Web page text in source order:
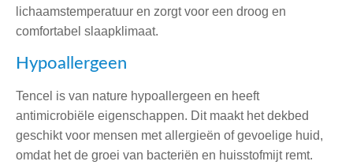
lichaamstemperatuur en zorgt voor een droog en
comfortabel slaapklimaat.
Hypoallergeen
Tencel is van nature hypoallergeen en heeft
antimicrobiële eigenschappen. Dit maakt het dekbed
geschikt voor mensen met allergieën of gevoelige huid,
omdat het de groei van bacteriën en huisstofmijt remt.